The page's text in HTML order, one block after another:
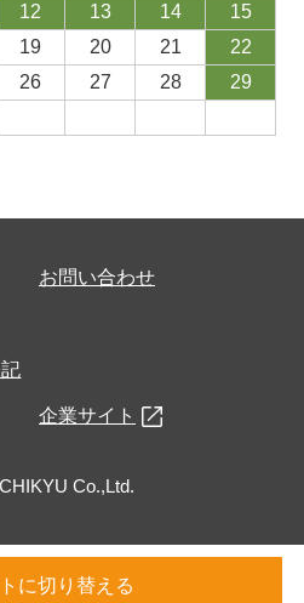
12 13 14
15
19 20 21
22
26 27 28
29
お問い合わせ
企業サイト
Co.,Ltd.
に切り替える